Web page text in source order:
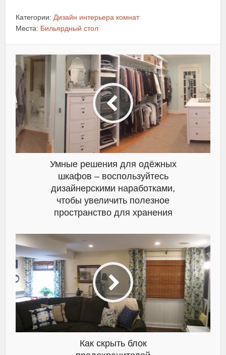
Категории:Дизайн интерьера комнат
Места: Бильярдный стол
Умные решения для одёжных
шкафов – воспользуйтесь
дизайнерскими наработками,
чтобы увеличить полезное
пространство для хранения
Как скрыть блок